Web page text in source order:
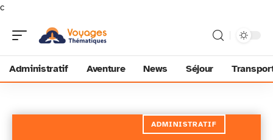
c
Administratif Aventure News Séjour
ADMINISTRATIF